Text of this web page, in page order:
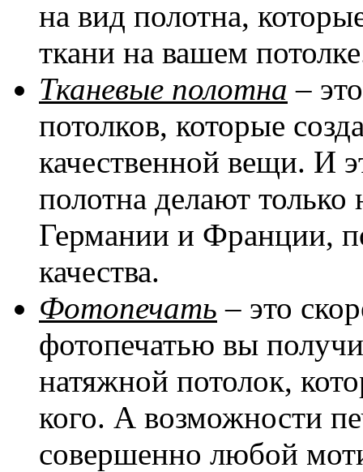
на вид полотна,
ткани на вашем
Тканевые полотна –
потолков, которые
качественной вещи. И
полотна делают
Германии и Франции,
качества.
Фотопечать – это
фотопечатью вы
натяжной потолок,
кого. А возможности
совершенно любой